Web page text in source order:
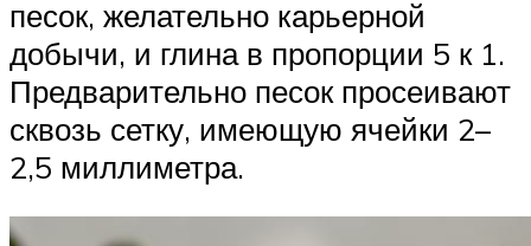
песок, желательно карьерной
добычи, и глина в пропорции 5 к 1.
Предварительно песок просеивают
сквозь сетку, имеющую ячейки 2–
2,5 миллиметра.